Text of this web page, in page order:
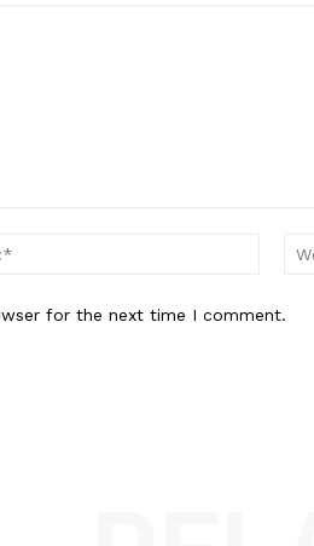
Email:*
for the next time I comment.